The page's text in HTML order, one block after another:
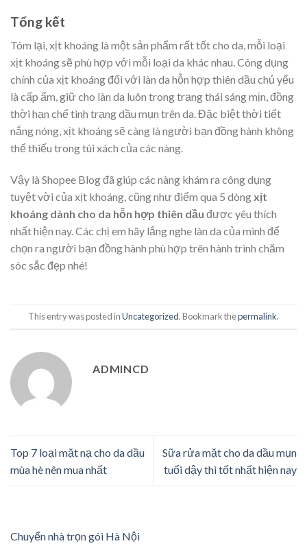
Tổng kết
Tóm lại, xịt khoáng là một sản phẩm rất tốt cho da, mỗi loại
xịt khoáng sẽ phù hợp với mỗi loại da khác nhau. Công dụng
chính của xịt khoáng đối với làn da hỗn hợp thiên dầu chủ yếu
là cấp ẩm, giữ cho làn da luôn trong trạng thái sáng mịn, đồng
thời hạn chế tình trạng dầu mụn trên da. Đặc biệt thời tiết
nắng nóng, xịt khoáng sẽ càng là người bạn đồng hành không
thể thiếu trong túi xách của các nàng.
Vậy là Shopee Blog đã giúp các nàng khám ra công dụng
tuyệt vời của xịt khoáng, cũng như điểm qua 5 dòngxịt
khoáng dành cho da hỗn hợp thiên dầu được yêu thích
nhất hiện nay. Các chị em hãy lắng nghe làn da của mình để
chọn ra người bạn đồng hành phù hợp trên hành trình chăm
sóc sắc đẹp nhé!
This entry was posted inUncategorized. Bookmark thepermalink.
ADMINCD
Top 7 loại mặt nạ cho da dầu
mùa hè nên mua nhất
Sữa rửa mặt cho da dầu mụn
tuổi dậy thì tốt nhất hiện nay
Chuyển nhà trọn gói Hà Nội